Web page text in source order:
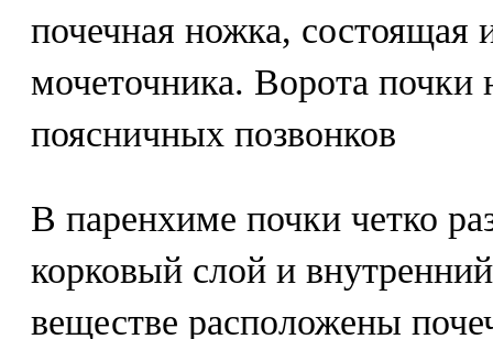
почечная ножка, состоящая
мочеточника. Ворота почки
поясничных позвонков
В паренхиме почки четко
корковый слой и
веществе расположены